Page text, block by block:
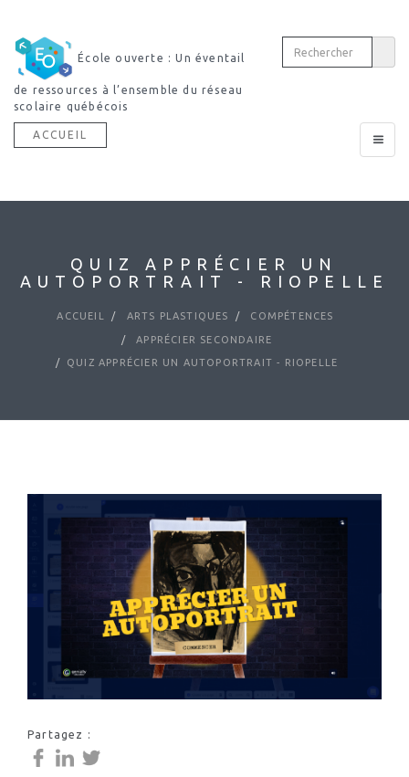
École ouverte : Un éventail
de ressources à l’ensemble du réseau
scolaire québécois
Toggle
ACCUEIL
QUIZ APPRÉCIER UN
AUTOPORTRAIT - RIOPELLE
ACCUEIL ARTS PLASTIQUES COMPÉTENCES
APPRÉCIER SECONDAIRE
QUIZ APPRÉCIER UN AUTOPORTRAIT - RIOPELLE
Partagez :